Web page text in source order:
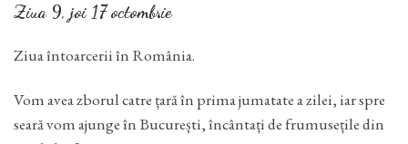
Ziua 9, joi 17 octombrie
Ziua întoarcerii în România.
Vom avea zborul catre țară în prima jumatate a zilei, iar spre
seară vom ajunge în București, încântați de frumusețile din